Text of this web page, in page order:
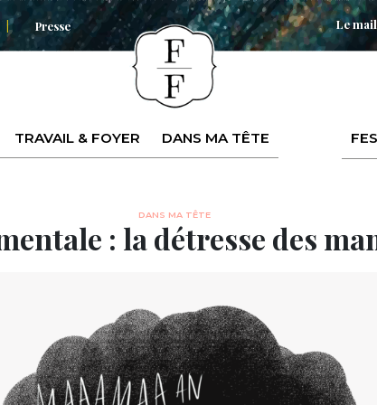
Presse Le
TRAVAIL & FOYER DANS MA TÊTE
DANS MA TÊTE
: la détresse des